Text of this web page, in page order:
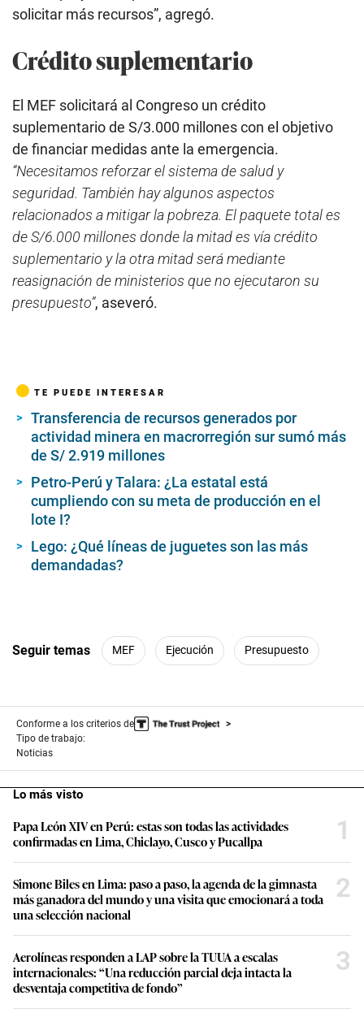
solicitar más recursos”, agregó.
Crédito suplementario
El MEF solicitará al Congreso un crédito
suplementario de S/3.000 millones con el objetivo
de financiar medidas ante la emergencia.
“Necesitamos reforzar el sistema de salud y
seguridad. También hay algunos aspectos
relacionados a mitigar la pobreza. El paquete total es
de S/6.000 millones donde la mitad es vía crédito
suplementario y la otra mitad será mediante
reasignación de ministerios que no ejecutaron su
presupuesto”, aseveró.
TE PUEDE INTERESAR
Transferencia de recursos generados por
actividad minera en macrorregión sur sumó más
de S/ 2.919 millones
Petro-Perú y Talara: ¿La estatal está
cumpliendo con su meta de producción en el
lote I?
Lego: ¿Qué líneas de juguetes son las más
demandadas?
Seguir temas MEF Ejecución Presupuesto
Conforme a los criterios de
Tipo de trabajo:
Noticias
Lo más visto
Papa León XIV en Perú: estas son todas las actividades
confirmadas en Lima, Chiclayo, Cusco y Pucallpa
1
Simone Biles en Lima: paso a paso, la agenda de la gimnasta
más ganadora del mundo y una visita que emocionará a toda
una selección nacional
2
Aerolíneas responden a LAP sobre la TUUA a escalas
internacionales: “Una reducción parcial deja intacta la
desventaja competitiva de fondo”
3